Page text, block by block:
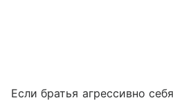
Если братья агрессивно